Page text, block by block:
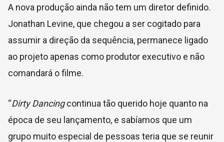
A nova produção ainda não tem um diretor definido.
Jonathan Levine, que chegou a ser cogitado para
assumir a direção da sequência, permanece ligado
ao projeto apenas como produtor executivo e não
comandará o filme.
“Dirty Dancingcontinua tão querido hoje quanto na
época de seu lançamento, e sabíamos que um
grupo muito especial de pessoas teria que se reunir